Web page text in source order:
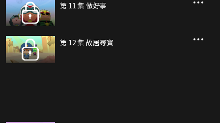
第 11 集 做好事
第 12 集 故居尋寶